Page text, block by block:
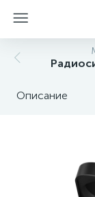
Описание